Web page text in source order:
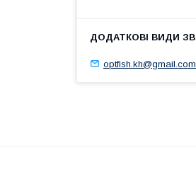
optfish.kh@gmail.com